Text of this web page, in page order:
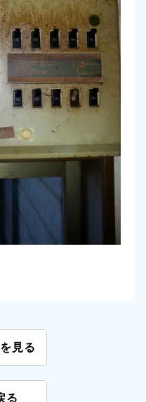
見る
る